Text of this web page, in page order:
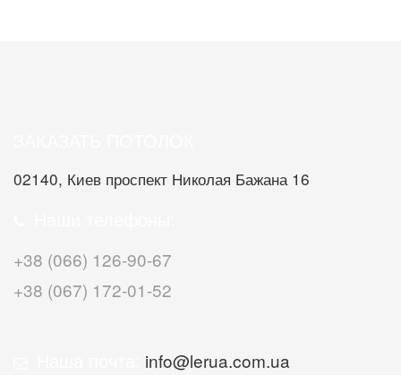
02140, Киев проспект Николая Бажана 16
+38 (066) 126-90-67
+38 (067) 172-01-52
info@lerua.com.ua